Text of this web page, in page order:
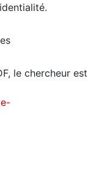
le chercheur est